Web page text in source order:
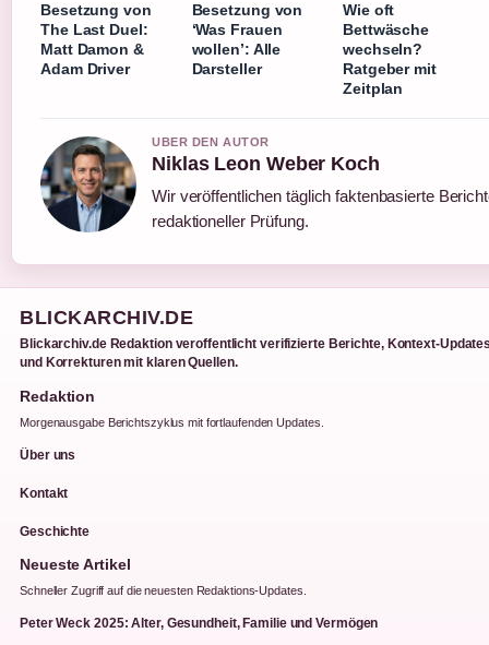
Besetzung von
The Last Duel:
Matt Damon &
Adam Driver
Besetzung von
‘Was Frauen
wollen’: Alle
Darsteller
Wie oft
Bettwäsche
wechseln?
Ratgeber mit
Zeitplan
UBER DEN AUTOR
Niklas Leon Weber Koch
Wir veröffentlichen täglich faktenbasierte
redaktioneller Prüfung.
BLICKARCHIV.DE
Blickarchiv.de Redaktion veroffentlicht verifizierte Berichte, Kontext-
und Korrekturen mit klaren Quellen.
Redaktion
Morgenausgabe Berichtszyklus mit fortlaufenden Updates.
Über uns
Kontakt
Geschichte
Neueste Artikel
Schneller Zugriff auf die neuesten Redaktions-Updates.
Peter Weck 2025: Alter, Gesundheit, Familie und Vermögen